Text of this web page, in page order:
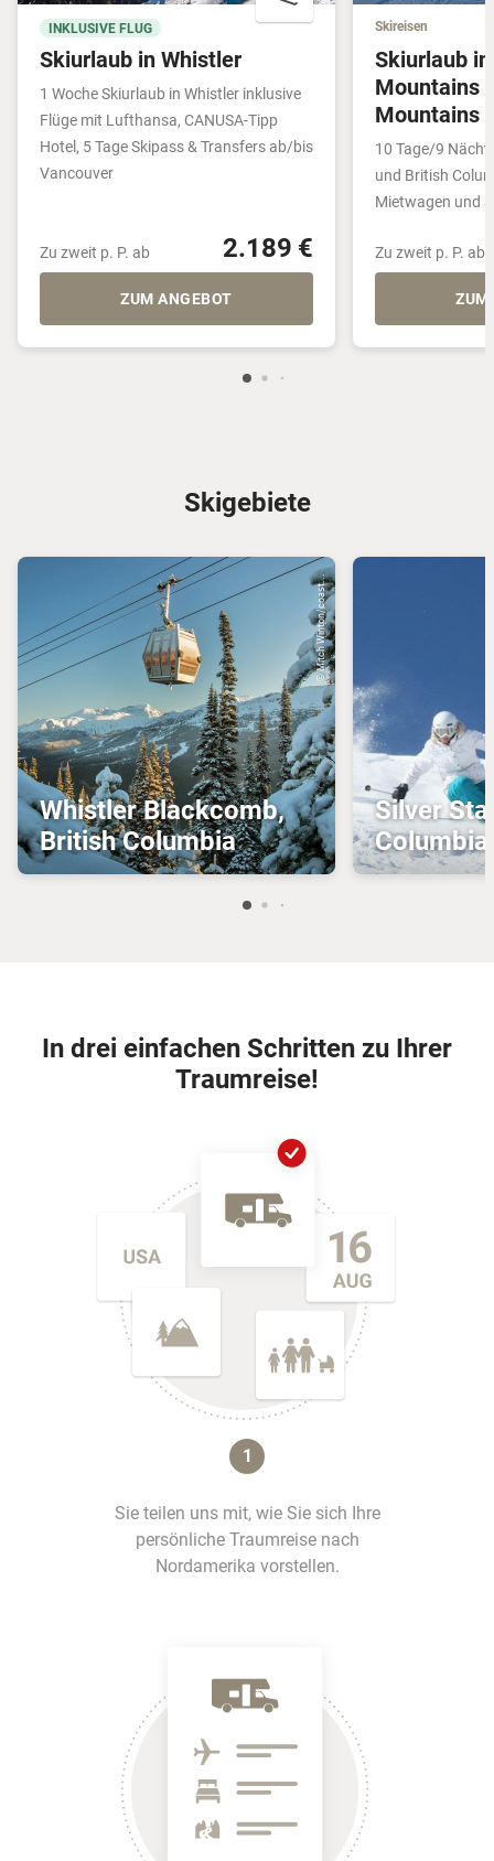
INKLUSIVE FLUG
Skiurlaub in Whistler
1 Woche Skiurlaub in Whistler inklusive
Flüge mit Lufthansa, CANUSA-Tipp
Hotel, 5 Tage Skipass & Transfers ab/bis
Vancouver
Zu zweit p. P. ab 2.189 €
ZUM ANGEBOT
Skireisen
Skiurlaub
Mountains
Mountains
10 Tage/9
und British
Mietwagen und
Zu zweit p. P. ab
ZUM
Skigebiete
Whistler Blackcomb,
British Columbia
© Mitch Winton/coast...
Silver
Columbia
In drei einfachen Schritten zu Ihrer
Traumreise!
1
Sie teilen uns mit, wie Sie sich Ihre
persönliche Traumreise nach
Nordamerika vorstellen.